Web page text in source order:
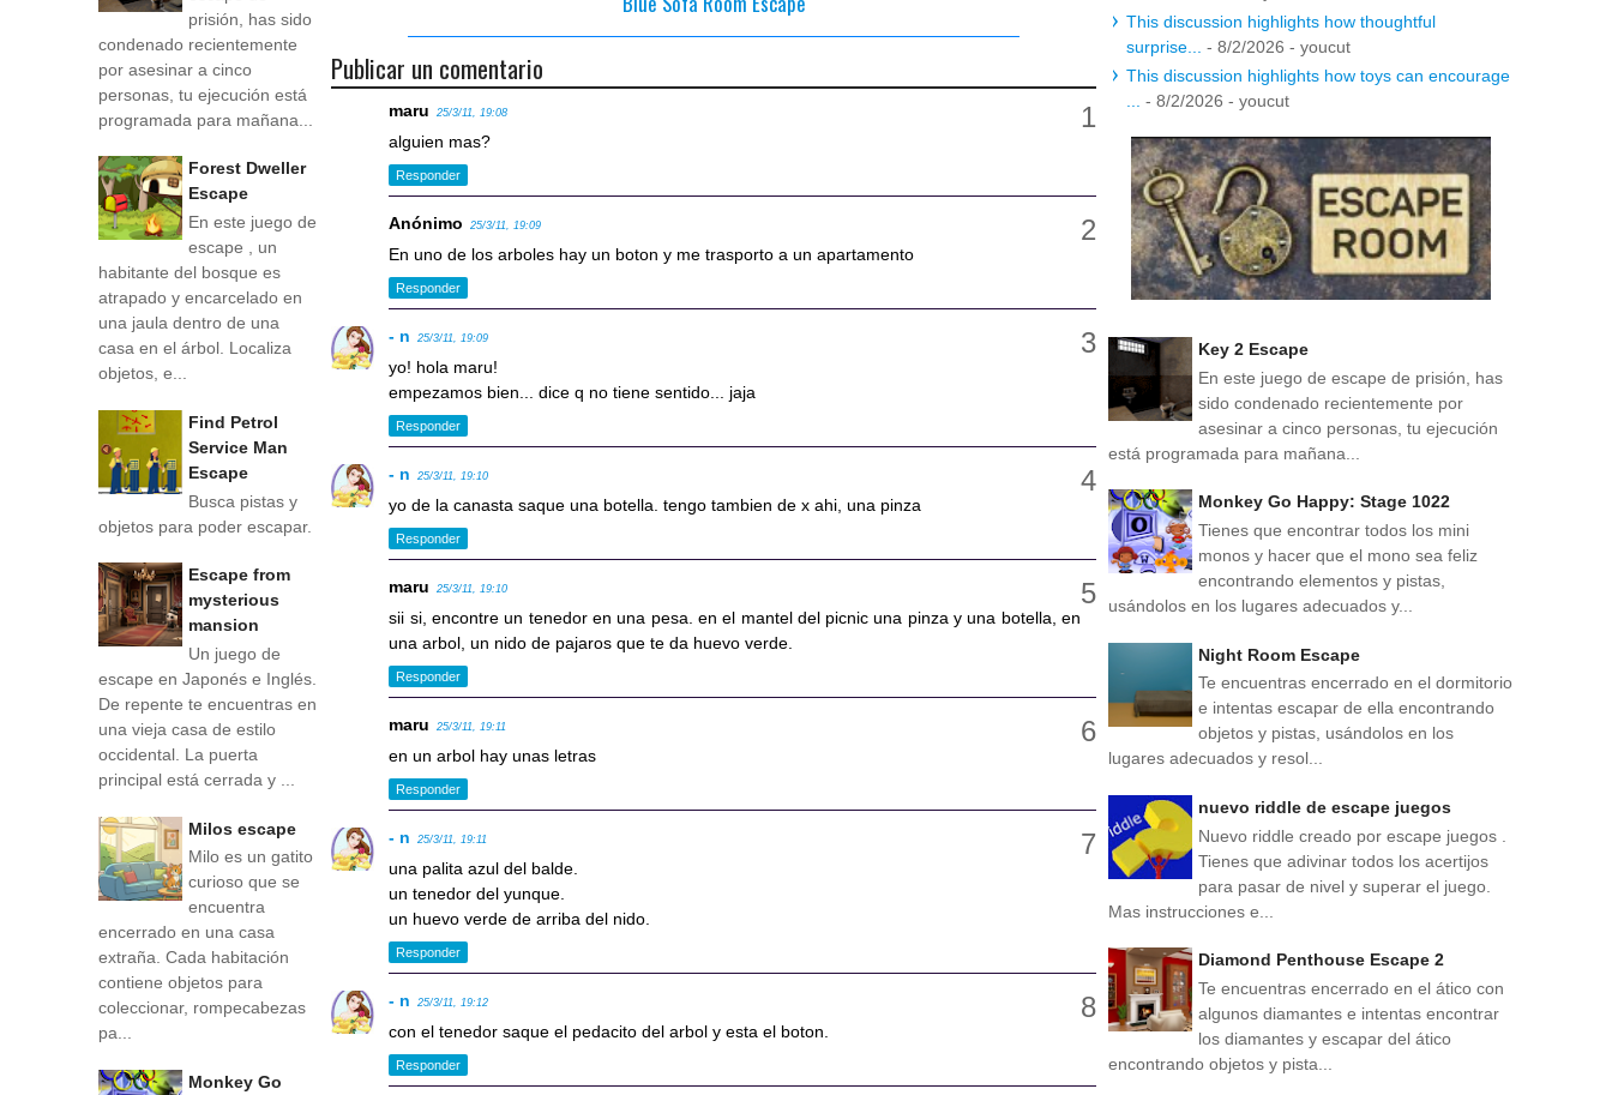
Publicar un comentario
maru 25/3/11, 19:08
alguien mas?
Responder
Anónimo 25/3/11, 19:09
En uno de los arboles hay un boton y me trasporto a un apartamento
Responder
- n 25/3/11, 19:09
yo! hola maru!
empezamos bien... dice q no tiene sentido... jaja
Responder
- n 25/3/11, 19:10
yo de la canasta saque una botella. tengo tambien de x ahi, una pinza
Responder
maru 25/3/11, 19:10
sii si, encontre un tenedor en una pesa. en el mantel del picnic una pinza y una botella, en
una arbol, un nido de pajaros que te da huevo verde.
Responder
maru 25/3/11, 19:11
en un arbol hay unas letras
Responder
- n 25/3/11, 19:11
una palita azul del balde.
un tenedor del yunque.
un huevo verde de arriba del nido.
Responder
- n 25/3/11, 19:12
con el tenedor saque el pedacito del arbol y esta el boton.
Responder
prisión, has sido
condenado recientemente
por asesinar a cinco
personas, tu ejecución está
programada para mañana...
Forest Dweller
Escape
En este juego de
escape , un
habitante del bosque es
atrapado y encarcelado en
una jaula dentro de una
casa en el árbol. Localiza
objetos, e...
Find Petrol
Service Man
Escape
Busca pistas y
objetos para poder escapar.
Escape from
mysterious
mansion
Un juego de
escape en Japonés e Inglés.
De repente te encuentras en
una vieja casa de estilo
occidental. La puerta
principal está cerrada y ...
Milos escape
Milo es un gatito
curioso que se
encuentra
encerrado en una casa
extraña. Cada habitación
contiene objetos para
coleccionar, rompecabezas
pa...
Monkey Go
This discussion highlights how thoughtful
surprise...
- 8/2/2026 - youcut
This discussion highlights how toys can encourage
- 8/2/2026 - youcut
Key 2 Escape
En este juego de escape de prisión, has
sido condenado recientemente por
asesinar a cinco personas, tu ejecución
está programada para mañana...
Monkey Go Happy: Stage 1022
Tienes que encontrar todos los mini
monos y hacer que el mono sea feliz
encontrando elementos y pistas,
usándolos en los lugares adecuados y...
Night Room Escape
Te encuentras encerrado en el dormitorio
e intentas escapar de ella encontrando
objetos y pistas, usándolos en los
lugares adecuados y resol...
nuevo riddle de escape juegos
Nuevo riddle creado por escape juegos .
Tienes que adivinar todos los acertijos
para pasar de nivel y superar el juego.
Mas instrucciones e...
Diamond Penthouse Escape 2
Te encuentras encerrado en el ático con
algunos diamantes e intentas encontrar
los diamantes y escapar del ático
encontrando objetos y pista...